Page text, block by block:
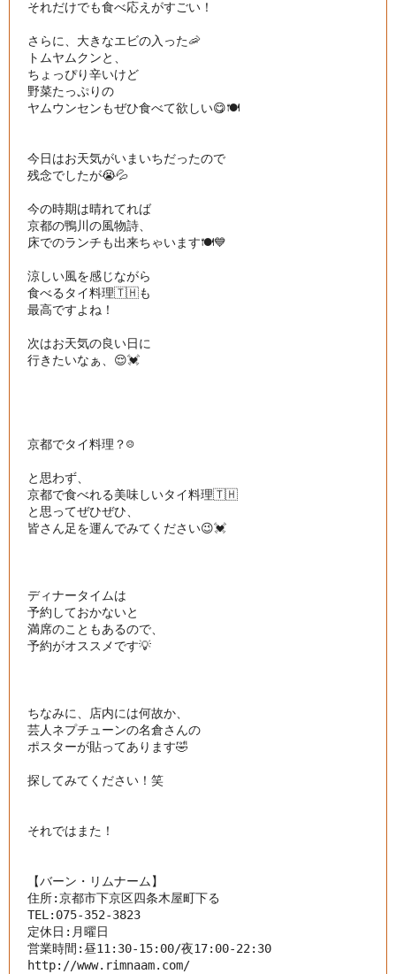
それだけでも食べ応えがすごい！
さらに、大きなエビの入った🦐
トムヤムクンと、
ちょっぴり辛いけど
野菜たっぷりの
ヤムウンセンもぜひ食べて欲しい😋🍽
今日はお天気がいまいちだったので
残念でしたが😭💦
今の時期は晴れてれば
京都の鴨川の風物詩、
床でのランチも出来ちゃいます🍽💙
涼しい風を感じながら
食べるタイ料理🇹🇭も
最高ですよね！
次はお天気の良い日に
行きたいなぁ、😌💓
京都でタイ料理？☹️
と思わず、
京都で食べれる美味しいタイ料理🇹🇭
と思ってぜひぜひ、
皆さん足を運んでみてください😉💓
ディナータイムは
予約しておかないと
満席のこともあるので、
予約がオススメです💡
ちなみに、店内には何故か、
芸人ネプチューンの名倉さんの
ポスターが貼ってあります🤣
探してみてください！笑
それではまた！
【バーン・リムナーム】
住所:京都市下京区四条木屋町下る
TEL:075-352-3823
定休日:月曜日
http://www.rimnaam.com/